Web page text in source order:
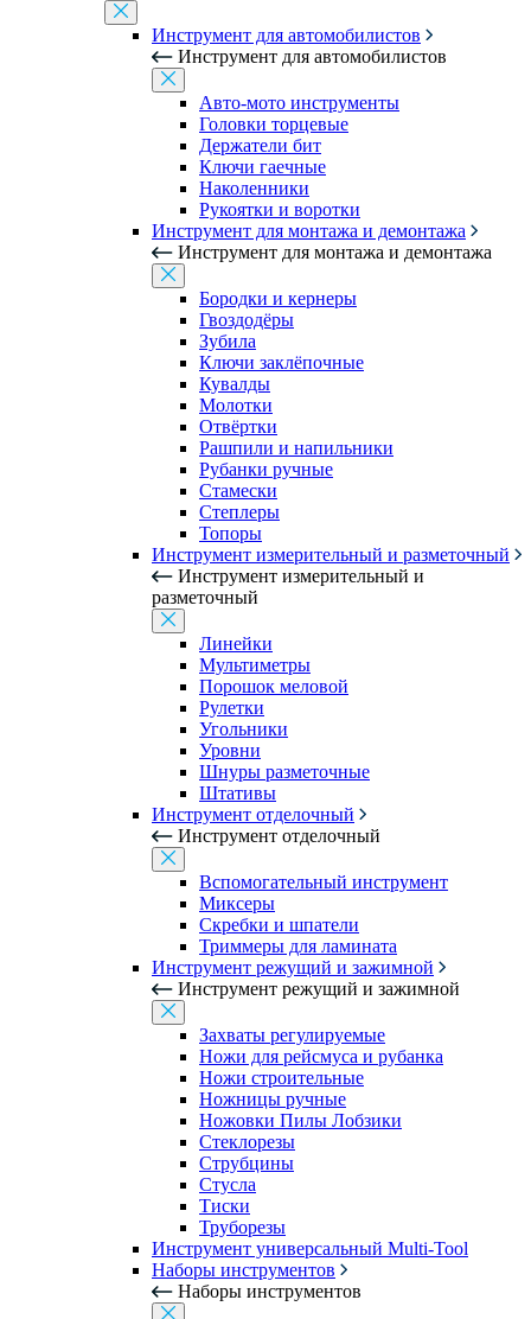
Инструмент для автомобилистов
Инструмент для автомобилистов
Авто-мото инструменты
Головки торцевые
Держатели бит
Ключи гаечные
Наколенники
Рукоятки и воротки
Инструмент для монтажа и демонтажа
Инструмент для монтажа и демонтажа
Бородки и кернеры
Гвоздодёры
Зубила
Ключи заклёпочные
Кувалды
Молотки
Отвёртки
Рашпили и напильники
Рубанки ручные
Стамески
Степлеры
Топоры
Инструмент измерительный и разметочный
Инструмент измерительный и
разметочный
Линейки
Мультиметры
Порошок меловой
Рулетки
Угольники
Уровни
Шнуры разметочные
Штативы
Инструмент отделочный
Инструмент отделочный
Вспомогательный инструмент
Миксеры
Скребки и шпатели
Триммеры для ламината
Инструмент режущий и зажимной
Инструмент режущий и зажимной
Захваты регулируемые
Ножи для рейсмуса и рубанка
Ножи строительные
Ножницы ручные
Ножовки Пилы Лобзики
Стеклорезы
Струбцины
Стусла
Тиски
Труборезы
Инструмент универсальный Multi-Tool
Наборы инструментов
Наборы инструментов